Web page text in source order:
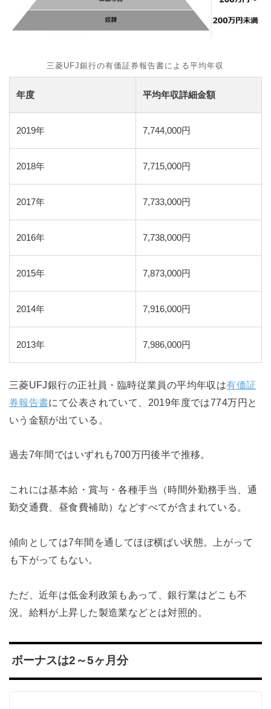
三菱UFJ銀行の有価証券報告書による平均年収
年度 平均年収詳細金額
2019年 7,744,000円
2018年 7,715,000円
2017年 7,733,000円
2016年 7,738,000円
2015年 7,873,000円
2014年 7,916,000円
2013年 7,986,000円
三菱UFJ銀行の正社員・臨時従業員の平均年収は有価証
券報告書にて公表されていて、2019年度では774万円と
いう金額が出ている。
過去7年間ではいずれも700万円後半で推移。
これには基本給・賞与・各種手当（時間外勤務手当、通
勤交通費、昼食費補助）などすべてが含まれている。
傾向としては7年間を通してほぼ横ばい状態。上がって
も下がってもない。
ただ、近年は低金利政策もあって、銀行業はどこも不
況。給料が上昇した製造業などとは対照的。
ボーナスは2～5ヶ月分